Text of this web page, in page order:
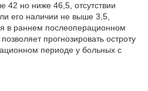
но ниже 46,5, отсутствии
его наличии не выше 3,5,
в раннем послеоперационном
прогнозировать остроту
периоде у больных с